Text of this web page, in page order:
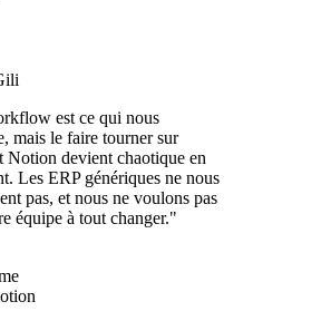
est ce qui nous
mais le faire tourner sur
Notion devient chaotique en
Les ERP génériques ne nous
pas, et nous ne voulons pas
équipe à tout changer."